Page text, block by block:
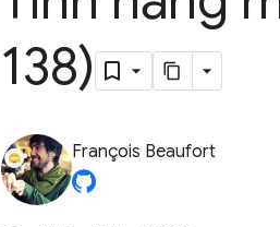
138)
François Beaufort